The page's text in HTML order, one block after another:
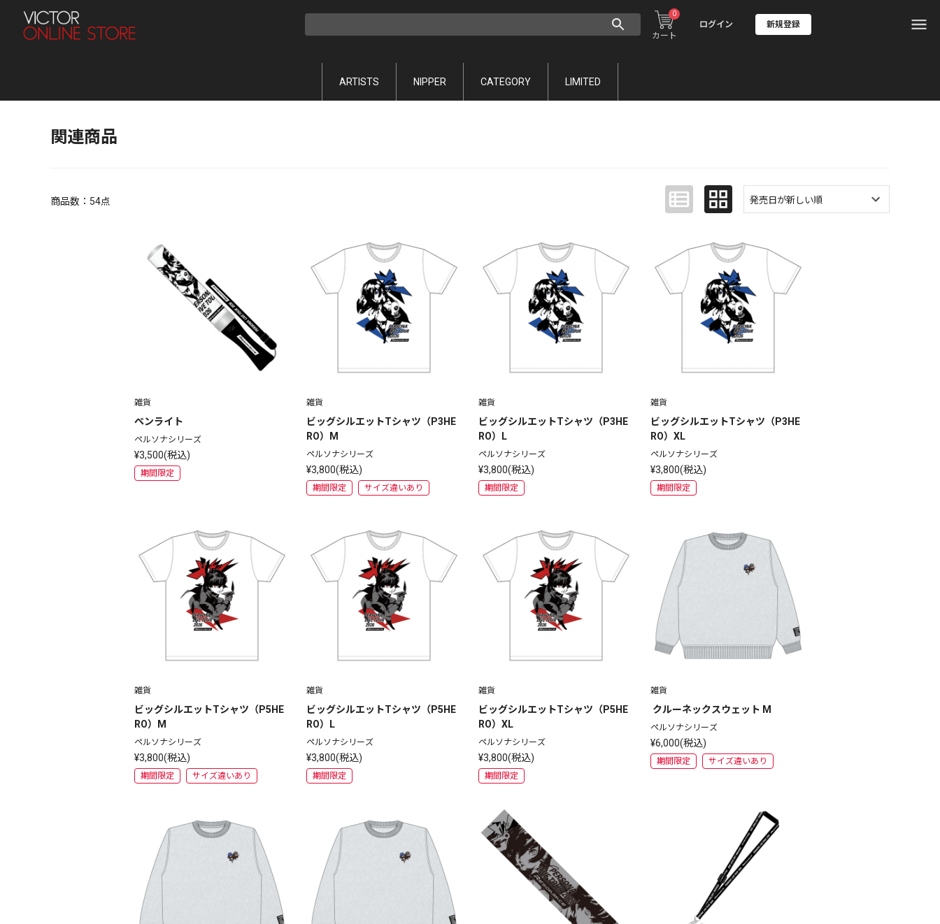
カート
0
ログイン 新規登録
ARTISTS NIPPER CATEGORY LIMITED
関連商品
商品数： 54点
雑貨
ペンライト
ペルソナシリーズ
¥3,500(税込)
期間限定
雑貨
ビッグシルエットTシャツ（P3HE
RO）M
ペルソナシリーズ
¥3,800(税込)
期間限定 サイズ違いあり
雑貨
ビッグシルエットTシャツ（P3HE
RO）L
ペルソナシリーズ
¥3,800(税込)
期間限定
雑貨
ビッグシルエットTシャツ（P3HE
RO）XL
ペルソナシリーズ
¥3,800(税込)
期間限定
雑貨
ビッグシルエットTシャツ（P5HE
RO）M
ペルソナシリーズ
¥3,800(税込)
期間限定 サイズ違いあり
雑貨
ビッグシルエットTシャツ（P5HE
RO）L
ペルソナシリーズ
¥3,800(税込)
期間限定
雑貨
ビッグシルエットTシャツ（P5HE
RO）XL
ペルソナシリーズ
¥3,800(税込)
期間限定
雑貨
クルーネックスウェット M
ペルソナシリーズ
¥6,000(税込)
期間限定 サイズ違いあり